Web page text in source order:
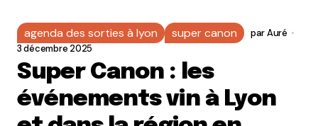
agenda des sorties à lyon super canon parAuré
3 décembre 2025
Super Canon : les
événements vin à Lyon